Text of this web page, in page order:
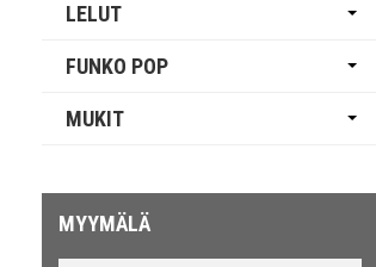
LELUT
FUNKO POP
MUKIT
MYYMÄLÄ